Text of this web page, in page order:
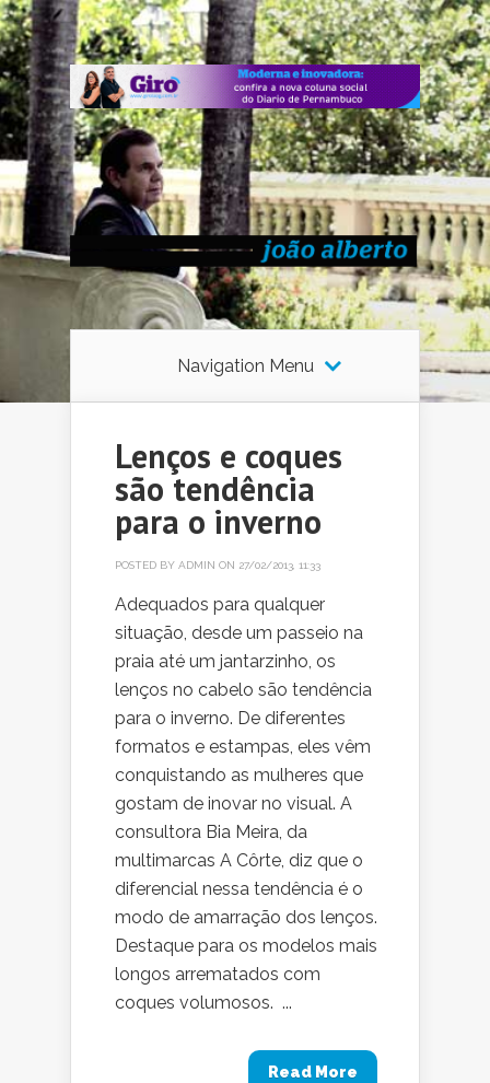
Navigation Menu
Lenços e coques
são tendência
para o inverno
POSTED BY ADMIN ON 27/02/2013, 11:33
Adequados para qualquer
situação, desde um passeio na
praia até um jantarzinho, os
lenços no cabelo são tendência
para o inverno. De diferentes
formatos e estampas, eles vêm
conquistando as mulheres que
gostam de inovar no visual. A
consultora Bia Meira, da
multimarcas A Côrte, diz que o
diferencial nessa tendência é o
modo de amarração dos lenços.
Destaque para os modelos mais
longos arrematados com
coques volumosos. ...
Read More